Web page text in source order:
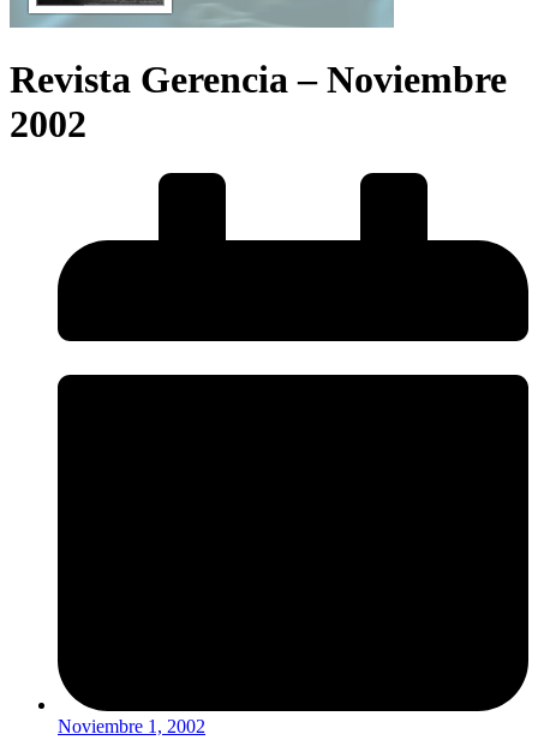
Revista Gerencia – Noviembre
2002
Noviembre 1, 2002